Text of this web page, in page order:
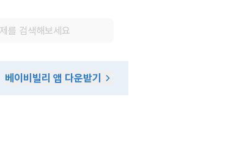
베이비빌리 앱 다운받기